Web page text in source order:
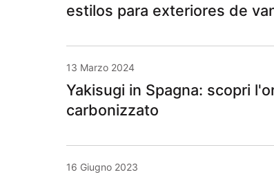
estilos para exteriores de
13 Marzo 2024
Yakisugi in Spagna: scopri
carbonizzato
16 Giugno 2023